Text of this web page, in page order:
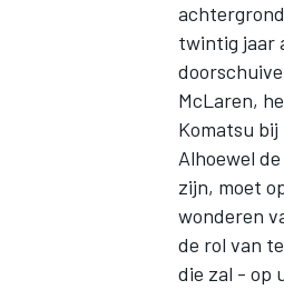
twintig jaar
McLaren,
Komatsu bij
Alhoewel
zijn, moet
wonderen
de rol van
die zal - op